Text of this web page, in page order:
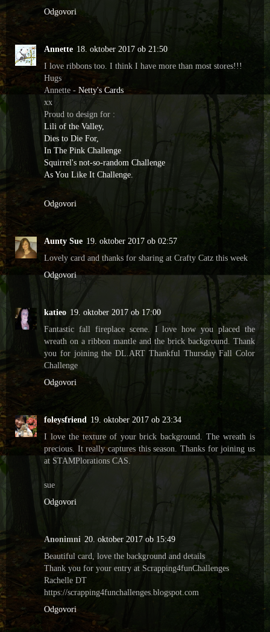
Odgovori
Annette 18. oktober 2017 ob 21:50
I love ribbons too. I think I have more than most stores!!!
Hugs
Annette - Netty's Cards
xx
Proud to design for :
Lili of the Valley,
Dies to Die For,
In The Pink Challenge
Squirrel's not-so-random Challenge
As You Like It Challenge.
Odgovori
Aunty Sue 19. oktober 2017 ob 02:57
Lovely card and thanks for sharing at Crafty Catz this week
Odgovori
katieo 19. oktober 2017 ob 17:00
Fantastic fall fireplace scene. I love how you placed the
wreath on a ribbon mantle and the brick background. Thank
you for joining the DL.ART Thankful Thursday Fall Color
Challenge
Odgovori
foleysfriend 19. oktober 2017 ob 23:34
I love the texture of your brick background. The wreath is
precious. It really captures this season. Thanks for joining us
at STAMPlorations CAS.
sue
Odgovori
Anonimni 20. oktober 2017 ob 15:49
Beautiful card, love the background and details
Thank you for your entry at Scrapping4funChallenges
Rachelle DT
https://scrapping4funchallenges.blogspot.com
Odgovori